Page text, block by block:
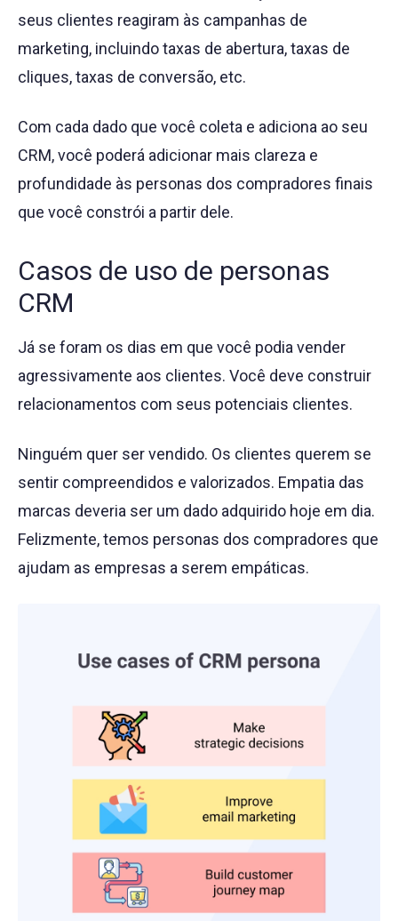
seus clientes reagiram às campanhas de
marketing, incluindo taxas de abertura, taxas de
cliques, taxas de conversão, etc.
Com cada dado que você coleta e adiciona ao seu
CRM, você poderá adicionar mais clareza e
profundidade às personas dos compradores finais
que você constrói a partir dele.
Casos de uso de personas
CRM
Já se foram os dias em que você podia vender
agressivamente aos clientes. Você deve construir
relacionamentos com seus potenciais clientes.
Ninguém quer ser vendido. Os clientes querem se
sentir compreendidos e valorizados. Empatia das
marcas deveria ser um dado adquirido hoje em dia.
Felizmente, temos personas dos compradores que
ajudam as empresas a serem empáticas.